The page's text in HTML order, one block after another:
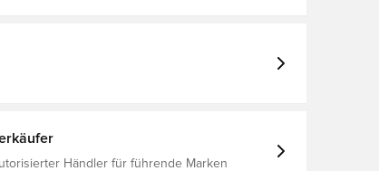
Händler für führende Marken